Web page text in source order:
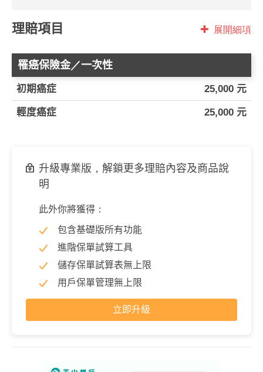
理賠項目 展開細項
罹癌保險金／一次性
初期癌症 25,000 元
輕度癌症 25,000 元
升級專業版，解鎖更多理賠內容及商品說
明
此外你將獲得：
包含基礎版所有功能
進階保單試算工具
儲存保單試算表無上限
用戶保單管理無上限
立即升級